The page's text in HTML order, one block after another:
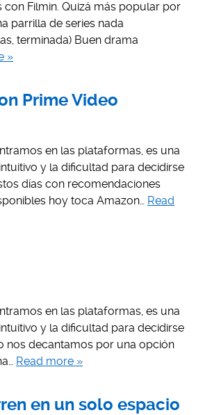
Filmin. Quizá más popular por
parrilla de series nada
terminada) Buen drama
»
Prime Video
en las plataformas, es una
y la dificultad para decidirse
días con recomendaciones
hoy toca Amazon… Read
en las plataformas, es una
y la dificultad para decidirse
nos decantamos por una opción
Read more »
en un solo espacio